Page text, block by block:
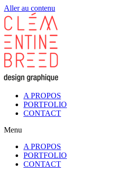
Aller au contenu
A PROPOS
PORTFOLIO
CONTACT
Menu
A PROPOS
PORTFOLIO
CONTACT